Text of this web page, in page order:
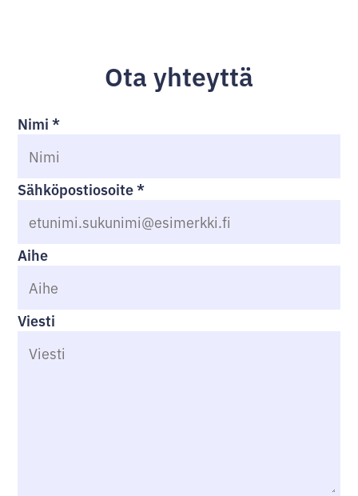
Ota yhteyttä
Nimi*
Sähköpostiosoite*
Aihe
Viesti